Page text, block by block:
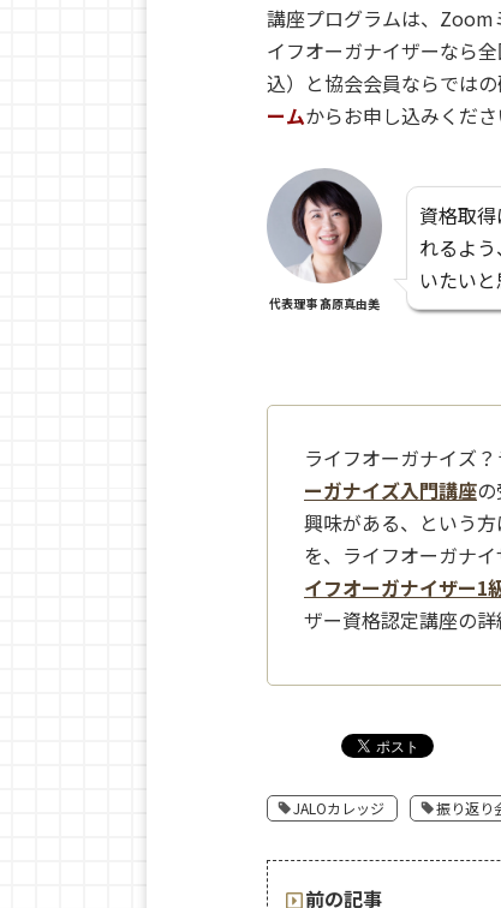
講座プログラムは、Zoom
イフオーガナイザーなら
込）と協会会員ならではの
ームからお申し込みくださ
代表理事 髙原真由美
資格取
れるよ
いたいと
ライフオーガナイズ
ーガナイズ入門講座
興味がある、という方
を、ライフオーガナ
イフオーガナイザー1
ザー資格認定講座の
JALOカレッジ 振り返り
前の記事